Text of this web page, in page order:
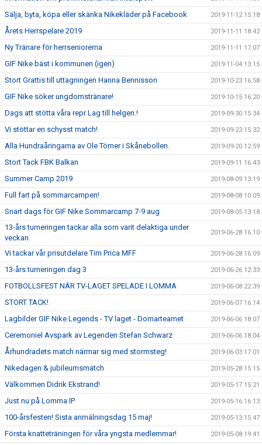
Sälja, byta, köpa eller skänka Nikekläder på Facebook 2019-11-12 15:18
Årets Herrspelare 2019 2019-11-11 18:42
Ny Tränare för herrseniorerna 2019-11-11 17:07
GIF Nike bäst i kommunen (igen) 2019-11-04 13:15
Stort Grattis till uttagningen Hanna Bennisson 2019-10-23 16:58
GIF Nike söker ungdomstränare! 2019-10-15 16:20
Dags att stötta våra repr Lag till helgen.! 2019-09-30 15:34
Vi stöttar en schysst match! 2019-09-23 15:32
Alla Hundraåringarna av Ole Törner i Skånebollen. 2019-09-20 12:59
Stort Tack FBK Balkan 2019-09-11 16:43
Summer Camp 2019 2019-08-09 13:19
Full fart på sommarcampen! 2019-08-08 10:09
Snart dags för GIF Nike Sommarcamp 7-9 aug 2019-08-05 13:18
13-års turneringen tackar alla som varit delaktiga under
veckan.
2019-06-28 16:10
Vi tackar vår prisutdelare Tim Prica MFF 2019-06-28 16:09
13-års turneringen dag 3 2019-06-26 12:33
FOTBOLLSFEST NÄR TV-LAGET SPELADE I LOMMA 2019-06-08 22:39
STORT TACK! 2019-06-07 16:14
Lagbilder GIF Nike Legends - TV laget - Domarteamet 2019-06-06 18:07
Ceremoniel Avspark av Legenden Stefan Schwarz 2019-06-06 18:04
Århundradets match närmar sig med stormsteg! 2019-06-03 17:01
Nikedagen & jubileumsmatch 2019-05-28 15:15
Välkommen Didrik Ekstrand! 2019-05-17 15:21
Just nu på Lomma IP 2019-05-16 16:13
100-årsfesten! Sista anmälningsdag 15 maj! 2019-05-13 15:47
Första knatteträningen för våra yngsta medlemmar! 2019-05-08 19:41